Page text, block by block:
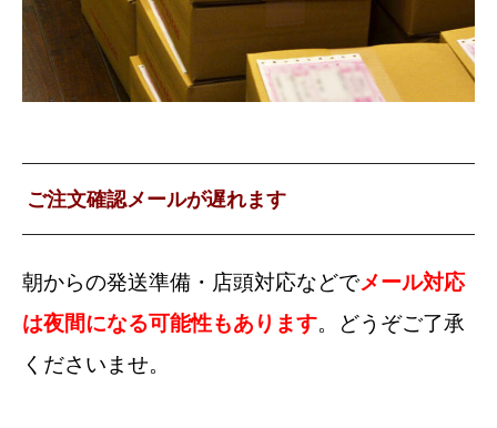
ご注文確認メールが遅れます
朝からの発送準備・店頭対応などでメール対応
は夜間になる可能性もあります。どうぞご了承
くださいませ。